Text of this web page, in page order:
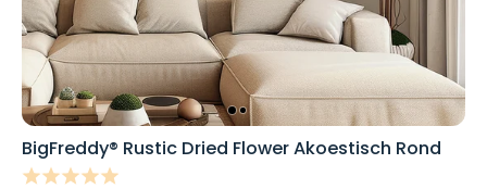
BigFreddy® Rustic Dried Flower Akoestisch Rond